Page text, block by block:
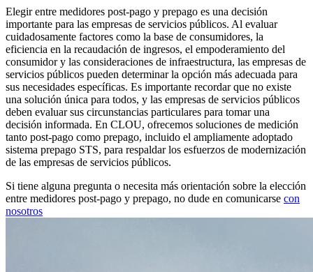
Elegir entre medidores post-pago y prepago es una decisión
importante para las empresas de servicios públicos. Al evaluar
cuidadosamente factores como la base de consumidores, la
eficiencia en la recaudación de ingresos, el empoderamiento del
consumidor y las consideraciones de infraestructura, las empresas de
servicios públicos pueden determinar la opción más adecuada para
sus necesidades específicas. Es importante recordar que no existe
una solución única para todos, y las empresas de servicios públicos
deben evaluar sus circunstancias particulares para tomar una
decisión informada. En CLOU, ofrecemos soluciones de medición
tanto post-pago como prepago, incluido el ampliamente adoptado
sistema prepago STS, para respaldar los esfuerzos de modernización
de las empresas de servicios públicos.
Si tiene alguna pregunta o necesita más orientación sobre la elección
entre medidores post-pago y prepago, no dude en comunicarse con
nosotros